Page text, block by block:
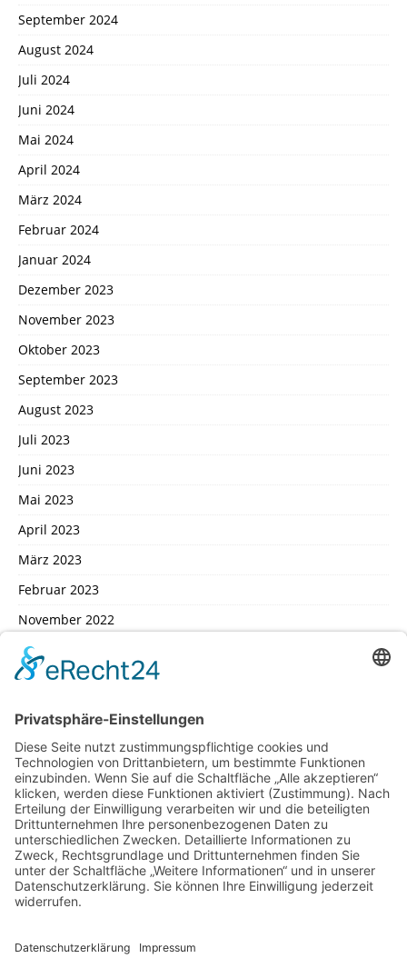
September 2024
August 2024
Juli 2024
Juni 2024
Mai 2024
April 2024
März 2024
Februar 2024
Januar 2024
Dezember 2023
November 2023
Oktober 2023
September 2023
August 2023
Juli 2023
Juni 2023
Mai 2023
April 2023
März 2023
Februar 2023
November 2022
Oktober 2022
September 2022
August 2022
Juli 2022
Februar 2022
Januar 2022